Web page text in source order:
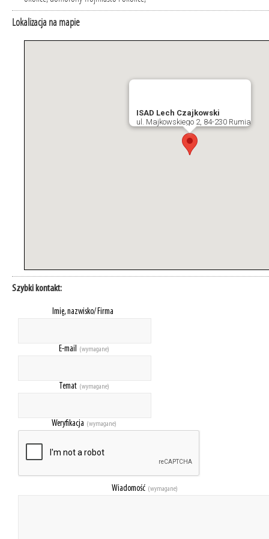
Lokalizacja na mapie
ISAD Lech Czajkowski
ul. Majkowskiego 2, 84-230 Rumia
Szybki kontakt:
Imię, nazwisko/ Firma
E-mail (wymagane)
Temat (wymagane)
Weryfikacja (wymagane)
Wiadomość (wymagane)